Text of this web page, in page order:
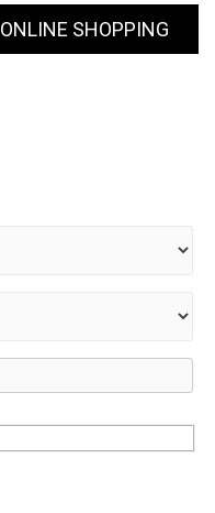
ONLINE SHOPPING